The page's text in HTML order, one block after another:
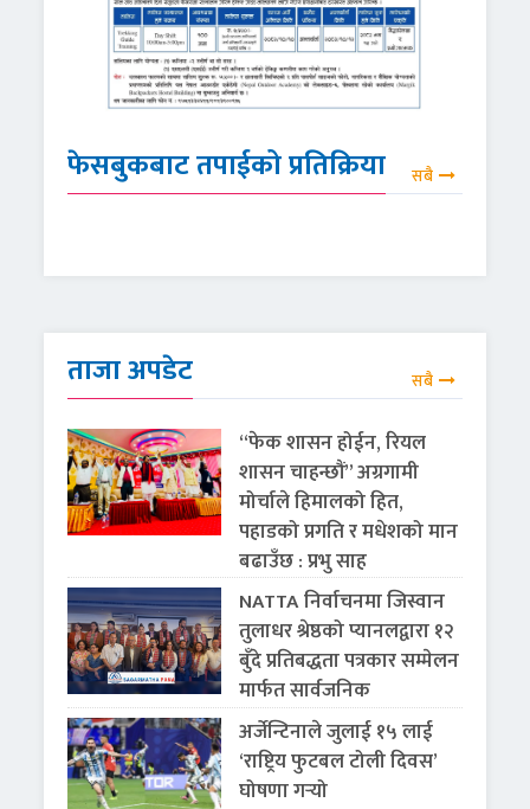
फेसबुकबाट तपाईको प्रतिक्रिया सबै
ताजा अपडेट सबै
“फेक शासन होईन, रियल
शासन चाहन्छौं” अग्रगामी
मोर्चाले हिमालको हित,
पहाडको प्रगति र मधेशको मान
बढाउँछ : प्रभु साह
NATTA निर्वाचनमा जिस्वान
तुलाधर श्रेष्ठको प्यानलद्वारा १२
बुँदे प्रतिबद्धता पत्रकार सम्मेलन
मार्फत सार्वजनिक
अर्जेन्टिनाले जुलाई १५ लाई
‘राष्ट्रिय फुटबल टोली दिवस’
घोषणा गर्‍यो